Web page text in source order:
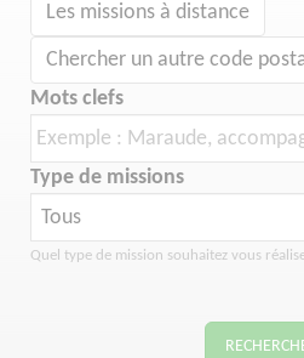
Les missions à distance
Chercher un autre code
Mots clefs
Type de missions
Quel type de mission souhaitez vous